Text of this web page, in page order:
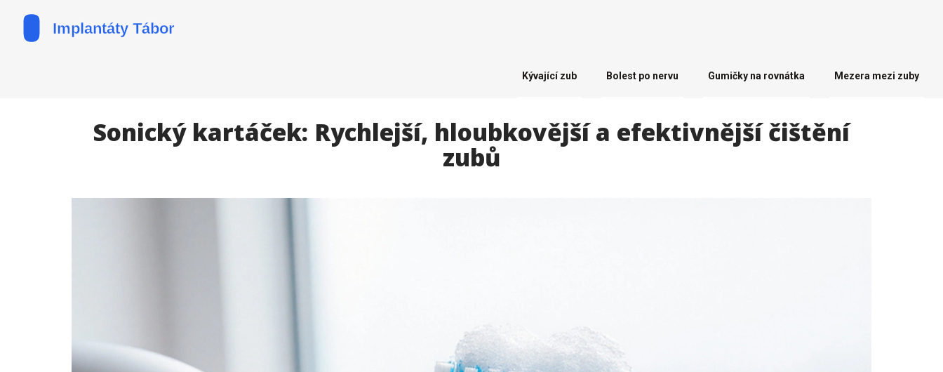
Kývající zub Bolest po nervu Gumičky na rovnátka Mezera mezi zuby
Sonický kartáček: Rychlejší, hloubkovější a efektivnější čištění
zubů